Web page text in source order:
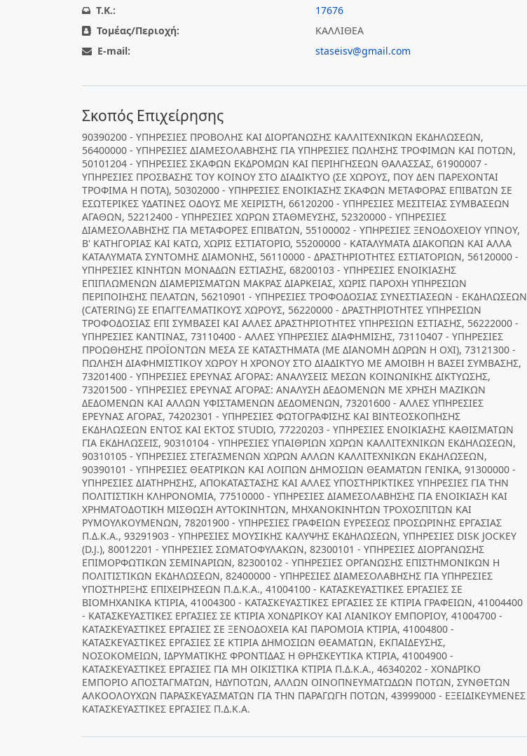
T.K.:
17676
Τομέας/Περιοχή:
ΚΑΛΛΙΘΕΑ
E-mail:
staseisv@gmail.com
Σκοπός Επιχείρησης
90390200 - ΥΠΗΡΕΣΙΕΣ ΠΡΟΒΟΛΗΣ ΚΑΙ ΔΙΟΡΓΑΝΩΣΗΣ ΚΑΛΛΙΤΕΧΝΙΚΩΝ ΕΚΔΗΛΩΣΕΩΝ,
56400000 - ΥΠΗΡΕΣΙΕΣ ΔΙΑΜΕΣΟΛΑΒΗΣΗΣ ΓΙΑ ΥΠΗΡΕΣΙΕΣ ΠΩΛΗΣΗΣ ΤΡΟΦΙΜΩΝ ΚΑΙ ΠΟΤΩΝ,
50101204 - ΥΠΗΡΕΣΙΕΣ ΣΚΑΦΩΝ ΕΚΔΡΟΜΩΝ ΚΑΙ ΠΕΡΙΗΓΗΣΕΩΝ ΘΑΛΑΣΣΑΣ, 61900007 -
ΥΠΗΡΕΣΙΕΣ ΠΡΟΣΒΑΣΗΣ ΤΟΥ ΚΟΙΝΟΥ ΣΤΟ ΔΙΑΔΙΚΤΥΟ (ΣΕ ΧΩΡΟΥΣ, ΠΟΥ ΔΕΝ ΠΑΡΕΧΟΝΤΑΙ
ΤΡΟΦΙΜΑ Η ΠΟΤΑ), 50302000 - ΥΠΗΡΕΣΙΕΣ ΕΝΟΙΚΙΑΣΗΣ ΣΚΑΦΩΝ ΜΕΤΑΦΟΡΑΣ ΕΠΙΒΑΤΩΝ ΣΕ
ΕΣΩΤΕΡΙΚΕΣ ΥΔΑΤΙΝΕΣ ΟΔΟΥΣ ΜΕ ΧΕΙΡΙΣΤΗ, 66120200 - ΥΠΗΡΕΣΙΕΣ ΜΕΣΙΤΕΙΑΣ ΣΥΜΒΑΣΕΩΝ
ΑΓΑΘΩΝ, 52212400 - ΥΠΗΡΕΣΙΕΣ ΧΩΡΩΝ ΣΤΑΘΜΕΥΣΗΣ, 52320000 - ΥΠΗΡΕΣΙΕΣ
ΔΙΑΜΕΣΟΛΑΒΗΣΗΣ ΓΙΑ ΜΕΤΑΦΟΡΕΣ ΕΠΙΒΑΤΩΝ, 55100002 - ΥΠΗΡΕΣΙΕΣ ΞΕΝΟΔΟΧΕΙΟΥ ΥΠΝΟΥ,
Β' ΚΑΤΗΓΟΡΙΑΣ ΚΑΙ ΚΑΤΩ, ΧΩΡΙΣ ΕΣΤΙΑΤΟΡΙΟ, 55200000 - ΚΑΤΑΛΥΜΑΤΑ ΔΙΑΚΟΠΩΝ ΚΑΙ ΑΛΛΑ
ΚΑΤΑΛΥΜΑΤΑ ΣΥΝΤΟΜΗΣ ΔΙΑΜΟΝΗΣ, 56110000 - ΔΡΑΣΤΗΡΙΟΤΗΤΕΣ ΕΣΤΙΑΤΟΡΙΩΝ, 56120000 -
ΥΠΗΡΕΣΙΕΣ ΚΙΝΗΤΩΝ ΜΟΝΑΔΩΝ ΕΣΤΙΑΣΗΣ, 68200103 - ΥΠΗΡΕΣΙΕΣ ΕΝΟΙΚΙΑΣΗΣ
ΕΠΙΠΛΩΜΕΝΩΝ ΔΙΑΜΕΡΙΣΜΑΤΩΝ ΜΑΚΡΑΣ ΔΙΑΡΚΕΙΑΣ, ΧΩΡΙΣ ΠΑΡΟΧΗ ΥΠΗΡΕΣΙΩΝ
ΠΕΡΙΠΟΙΗΣΗΣ ΠΕΛΑΤΩΝ, 56210901 - ΥΠΗΡΕΣΙΕΣ ΤΡΟΦΟΔΟΣΙΑΣ ΣΥΝΕΣΤΙΑΣΕΩΝ - ΕΚΔΗΛΩΣΕΩΝ
(CATERING) ΣΕ ΕΠΑΓΓΕΛΜΑΤΙΚΟΥΣ ΧΩΡΟΥΣ, 56220000 - ΔΡΑΣΤΗΡΙΟΤΗΤΕΣ ΥΠΗΡΕΣΙΩΝ
ΤΡΟΦΟΔΟΣΙΑΣ ΕΠΙ ΣΥΜΒΑΣΕΙ ΚΑΙ ΑΛΛΕΣ ΔΡΑΣΤΗΡΙΟΤΗΤΕΣ ΥΠΗΡΕΣΙΩΝ ΕΣΤΙΑΣΗΣ, 56222000 -
ΥΠΗΡΕΣΙΕΣ ΚΑΝΤΙΝΑΣ, 73110400 - ΑΛΛΕΣ ΥΠΗΡΕΣΙΕΣ ΔΙΑΦΗΜΙΣΗΣ, 73110407 - ΥΠΗΡΕΣΙΕΣ
ΠΡΟΩΘΗΣΗΣ ΠΡΟΪΟΝΤΩΝ ΜΕΣΑ ΣΕ ΚΑΤΑΣΤΗΜΑΤΑ (ΜΕ ΔΙΑΝΟΜΗ ΔΩΡΩΝ Η ΟΧΙ), 73121300 -
ΠΩΛΗΣΗ ΔΙΑΦΗΜΙΣΤΙΚΟΥ ΧΩΡΟΥ Η ΧΡΟΝΟΥ ΣΤΟ ΔΙΑΔΙΚΤΥΟ ΜΕ ΑΜΟΙΒΗ Η ΒΑΣΕΙ ΣΥΜΒΑΣΗΣ,
73201400 - ΥΠΗΡΕΣΙΕΣ ΕΡΕΥΝΑΣ ΑΓΟΡΑΣ: ΑΝΑΛΥΣΕΙΣ ΜΕΣΩΝ ΚΟΙΝΩΝΙΚΗΣ ΔΙΚΤΥΩΣΗΣ,
73201500 - ΥΠΗΡΕΣΙΕΣ ΕΡΕΥΝΑΣ ΑΓΟΡΑΣ: ΑΝΑΛΥΣΗ ΔΕΔΟΜΕΝΩΝ ΜΕ ΧΡΗΣΗ ΜΑΖΙΚΩΝ
ΔΕΔΟΜΕΝΩΝ ΚΑΙ ΑΛΛΩΝ ΥΦΙΣΤΑΜΕΝΩΝ ΔΕΔΟΜΕΝΩΝ, 73201600 - ΑΛΛΕΣ ΥΠΗΡΕΣΙΕΣ
ΕΡΕΥΝΑΣ ΑΓΟΡΑΣ, 74202301 - ΥΠΗΡΕΣΙΕΣ ΦΩΤΟΓΡΑΦΙΣΗΣ ΚΑΙ ΒΙΝΤΕΟΣΚΟΠΗΣΗΣ
ΕΚΔΗΛΩΣΕΩΝ ΕΝΤΟΣ ΚΑΙ ΕΚΤΟΣ STUDIO, 77220203 - ΥΠΗΡΕΣΙΕΣ ΕΝΟΙΚΙΑΣΗΣ ΚΑΘΙΣΜΑΤΩΝ
ΓΙΑ ΕΚΔΗΛΩΣΕΙΣ, 90310104 - ΥΠΗΡΕΣΙΕΣ ΥΠΑΙΘΡΙΩΝ ΧΩΡΩΝ ΚΑΛΛΙΤΕΧΝΙΚΩΝ ΕΚΔΗΛΩΣΕΩΝ,
90310105 - ΥΠΗΡΕΣΙΕΣ ΣΤΕΓΑΣΜΕΝΩΝ ΧΩΡΩΝ ΑΛΛΩΝ ΚΑΛΛΙΤΕΧΝΙΚΩΝ ΕΚΔΗΛΩΣΕΩΝ,
90390101 - ΥΠΗΡΕΣΙΕΣ ΘΕΑΤΡΙΚΩΝ ΚΑΙ ΛΟΙΠΩΝ ΔΗΜΟΣΙΩΝ ΘΕΑΜΑΤΩΝ ΓΕΝΙΚΑ, 91300000 -
ΥΠΗΡΕΣΙΕΣ ΔΙΑΤΗΡΗΣΗΣ, ΑΠΟΚΑΤΑΣΤΑΣΗΣ ΚΑΙ ΑΛΛΕΣ ΥΠΟΣΤΗΡΙΚΤΙΚΕΣ ΥΠΗΡΕΣΙΕΣ ΓΙΑ ΤΗΝ
ΠΟΛΙΤΙΣΤΙΚΗ ΚΛΗΡΟΝΟΜΙΑ, 77510000 - ΥΠΗΡΕΣΙΕΣ ΔΙΑΜΕΣΟΛΑΒΗΣΗΣ ΓΙΑ ΕΝΟΙΚΙΑΣΗ ΚΑΙ
ΧΡΗΜΑΤΟΔΟΤΙΚΗ ΜΙΣΘΩΣΗ ΑΥΤΟΚΙΝΗΤΩΝ, ΜΗΧΑΝΟΚΙΝΗΤΩΝ ΤΡΟΧΟΣΠΙΤΩΝ ΚΑΙ
ΡΥΜΟΥΛΚΟΥΜΕΝΩΝ, 78201900 - ΥΠΗΡΕΣΙΕΣ ΓΡΑΦΕΙΩΝ ΕΥΡΕΣΕΩΣ ΠΡΟΣΩΡΙΝΗΣ ΕΡΓΑΣΙΑΣ
Π.Δ.Κ.Α., 93291903 - ΥΠΗΡΕΣΙΕΣ ΜΟΥΣΙΚΗΣ ΚΑΛΥΨΗΣ ΕΚΔΗΛΩΣΕΩΝ, ΥΠΗΡΕΣΙΕΣ DISK JOCKEY
(D.J.), 80012201 - ΥΠΗΡΕΣΙΕΣ ΣΩΜΑΤΟΦΥΛΑΚΩΝ, 82300101 - ΥΠΗΡΕΣΙΕΣ ΔΙΟΡΓΑΝΩΣΗΣ
ΕΠΙΜΟΡΦΩΤΙΚΩΝ ΣΕΜΙΝΑΡΙΩΝ, 82300102 - ΥΠΗΡΕΣΙΕΣ ΟΡΓΑΝΩΣΗΣ ΕΠΙΣΤΗΜΟΝΙΚΩΝ Η
ΠΟΛΙΤΙΣΤΙΚΩΝ ΕΚΔΗΛΩΣΕΩΝ, 82400000 - ΥΠΗΡΕΣΙΕΣ ΔΙΑΜΕΣΟΛΑΒΗΣΗΣ ΓΙΑ ΥΠΗΡΕΣΙΕΣ
ΥΠΟΣΤΗΡΙΞΗΣ ΕΠΙΧΕΙΡΗΣΕΩΝ Π.Δ.Κ.Α., 41004100 - ΚΑΤΑΣΚΕΥΑΣΤΙΚΕΣ ΕΡΓΑΣΙΕΣ ΣΕ
ΒΙΟΜΗΧΑΝΙΚΑ ΚΤΙΡΙΑ, 41004300 - ΚΑΤΑΣΚΕΥΑΣΤΙΚΕΣ ΕΡΓΑΣΙΕΣ ΣΕ ΚΤΙΡΙΑ ΓΡΑΦΕΙΩΝ, 41004400
- ΚΑΤΑΣΚΕΥΑΣΤΙΚΕΣ ΕΡΓΑΣΙΕΣ ΣΕ ΚΤΙΡΙΑ ΧΟΝΔΡΙΚΟΥ ΚΑΙ ΛΙΑΝΙΚΟΥ ΕΜΠΟΡΙΟΥ, 41004700 -
ΚΑΤΑΣΚΕΥΑΣΤΙΚΕΣ ΕΡΓΑΣΙΕΣ ΣΕ ΞΕΝΟΔΟΧΕΙΑ ΚΑΙ ΠΑΡΟΜΟΙΑ ΚΤΙΡΙΑ, 41004800 -
ΚΑΤΑΣΚΕΥΑΣΤΙΚΕΣ ΕΡΓΑΣΙΕΣ ΣΕ ΚΤΙΡΙΑ ΔΗΜΟΣΙΩΝ ΘΕΑΜΑΤΩΝ, ΕΚΠΑΙΔΕΥΣΗΣ,
ΝΟΣΟΚΟΜΕΙΩΝ, ΙΔΡΥΜΑΤΙΚΗΣ ΦΡΟΝΤΙΔΑΣ Η ΘΡΗΣΚΕΥΤΙΚΑ ΚΤΙΡΙΑ, 41004900 -
ΚΑΤΑΣΚΕΥΑΣΤΙΚΕΣ ΕΡΓΑΣΙΕΣ ΓΙΑ ΜΗ ΟΙΚΙΣΤΙΚΑ ΚΤΙΡΙΑ Π.Δ.Κ.Α., 46340202 - ΧΟΝΔΡΙΚΟ
ΕΜΠΟΡΙΟ ΑΠΟΣΤΑΓΜΑΤΩΝ, ΗΔΥΠΟΤΩΝ, ΑΛΛΩΝ ΟΙΝΟΠΝΕΥΜΑΤΩΔΩΝ ΠΟΤΩΝ, ΣΥΝΘΕΤΩΝ
ΑΛΚΟΟΛΟΥΧΩΝ ΠΑΡΑΣΚΕΥΑΣΜΑΤΩΝ ΓΙΑ ΤΗΝ ΠΑΡΑΓΩΓΗ ΠΟΤΩΝ, 43999000 - ΕΞΕΙΔΙΚΕΥΜΕΝΕΣ
ΚΑΤΑΣΚΕΥΑΣΤΙΚΕΣ ΕΡΓΑΣΙΕΣ Π.Δ.Κ.Α.